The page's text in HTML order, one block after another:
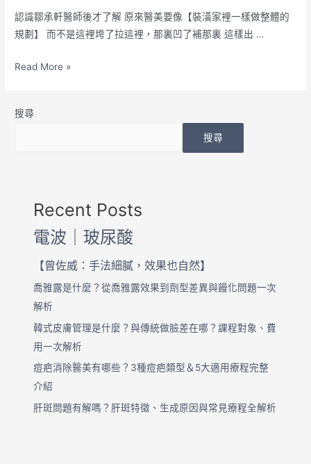
認識鄒承軒醫師後才了解 原來醫美要像【裝潢家裡一樣做整體的
規劃】 而不是這裡垮了拉這裡，那裏凹了補那裏 這樣出 …
Read More »
搜尋
搜尋
Recent Posts
電波｜玻尿酸
【曾佐威：手法細膩，效果也自然】
喬雅露是什麼？從喬雅露效果到劑型差異與饅化問題一次
解析
韓式皮膚管理是什麼？與傳統做臉差在哪？課程對象、費
用一次解析
痘疤消除醫美有哪些？3種痘疤類型＆5大適用療程完整
介紹
肝斑問題有解嗎？肝斑特徵、生成原因與常見療程全解析